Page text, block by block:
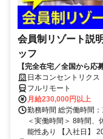
会員制リゾート説
ッフ
【完全在宅／全国から
トのご案内×テレワーク
日本コンセントリク
フルリモート
月給230,000円以上
勤務時間 総労働時間
＜実働時間＞ 8時間、
能性あり 【入社日】